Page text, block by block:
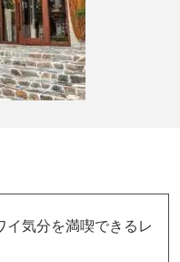
気分を満喫できるレ